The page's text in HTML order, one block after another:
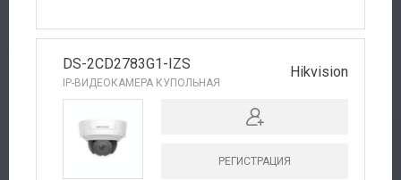
DS-2CD2783G1-IZS
IP-ВИДЕОКАМЕРА КУПОЛЬНАЯ
Hikvision
РЕГИСТРАЦИЯ